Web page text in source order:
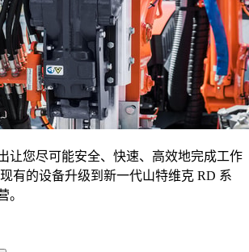
让您尽可能安全、快速、高效地完成工作
有的设备升级到新一代山特维克 RD 系
。